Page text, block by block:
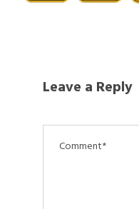
Leave a Reply